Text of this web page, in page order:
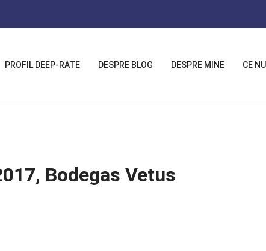
PROFIL DEEP-RATE DESPRE BLOG DESPRE MINE CE
Bodegas Vetus